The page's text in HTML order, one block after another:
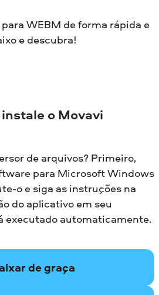
WEBM de forma rápida e
e descubra!
instale o Movavi
de arquivos? Primeiro,
para Microsoft Windows
o e siga as instruções na
do aplicativo em seu
executado automaticamente.
de graça